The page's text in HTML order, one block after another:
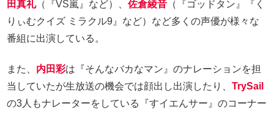
田真礼（『VS嵐』など）、 佐倉綾音 （『ゴッドタン』『く
りぃむクイズ ミラクル9』など）など多くの声優が様々な
番組に出演している。
また、 内田彩は『そんなバカなマン』のナレーションを担
当していたが生放送の機会では顔出し出演したり、 TrySail
の3人もナレーターをしている『すイエんサー』のコーナー